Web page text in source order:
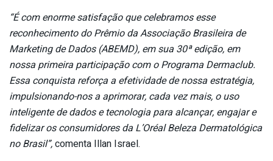
“É com enorme satisfação que celebramos esse
reconhecimento do Prêmio da Associação Brasileira de
Marketing de Dados (ABEMD), em sua 30ª edição, em
nossa primeira participação com o Programa Dermaclub.
Essa conquista reforça a efetividade de nossa estratégia,
impulsionando-nos a aprimorar, cada vez mais, o uso
inteligente de dados e tecnologia para alcançar, engajar e
fidelizar os consumidores da L’Oréal Beleza Dermatológica
no Brasil”,comenta Illan Israel.